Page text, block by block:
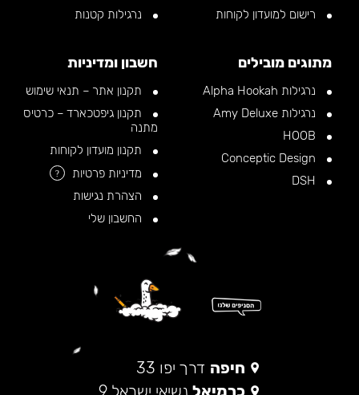
רישום למועדון לקוחות
נרגילות קטנות
מתוגים מובילים
נרגילות Alpha Hookah
נרגילות Amy Deluxe
חשבון ומדיניות
תקנון אתר – תנאי שימוש
תקנון גיפטכארד – כרטיס
מתנה
תקנון מועדון לקוחות
מדיניות פרטיות
?
הצהרת נגישות
החשבון שלי
חיפה דרך יפו 33
כרמיאל נשיאי ישראל 9